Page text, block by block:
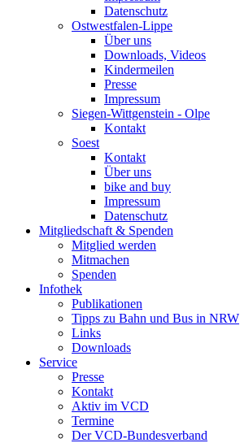
Datenschutz
Ostwestfalen-Lippe
Über uns
Downloads, Videos
Kindermeilen
Presse
Impressum
Siegen-Wittgenstein - Olpe
Kontakt
Soest
Kontakt
Über uns
bike and buy
Impressum
Datenschutz
Mitgliedschaft & Spenden
Mitglied werden
Mitmachen
Spenden
Infothek
Publikationen
Tipps zu Bahn und Bus in NRW
Links
Downloads
Service
Presse
Kontakt
Aktiv im VCD
Termine
Der VCD-Bundesverband